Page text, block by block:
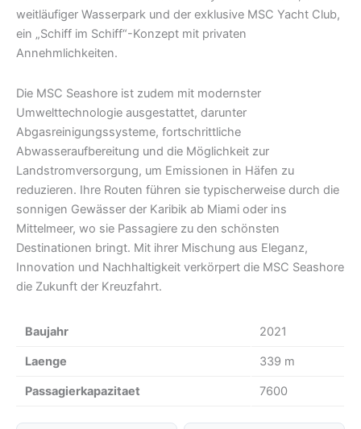
weitläufiger Wasserpark und der exklusive MSC Yacht Club,
ein „Schiff im Schiff“-Konzept mit privaten
Annehmlichkeiten.
Die MSC Seashore ist zudem mit modernster
Umwelttechnologie ausgestattet, darunter
Abgasreinigungssysteme, fortschrittliche
Abwasseraufbereitung und die Möglichkeit zur
Landstromversorgung, um Emissionen in Häfen zu
reduzieren. Ihre Routen führen sie typischerweise durch die
sonnigen Gewässer der Karibik ab Miami oder ins
Mittelmeer, wo sie Passagiere zu den schönsten
Destinationen bringt. Mit ihrer Mischung aus Eleganz,
Innovation und Nachhaltigkeit verkörpert die MSC Seashore
die Zukunft der Kreuzfahrt.
Baujahr 2021
Laenge 339 m
Passagierkapazitaet 7600